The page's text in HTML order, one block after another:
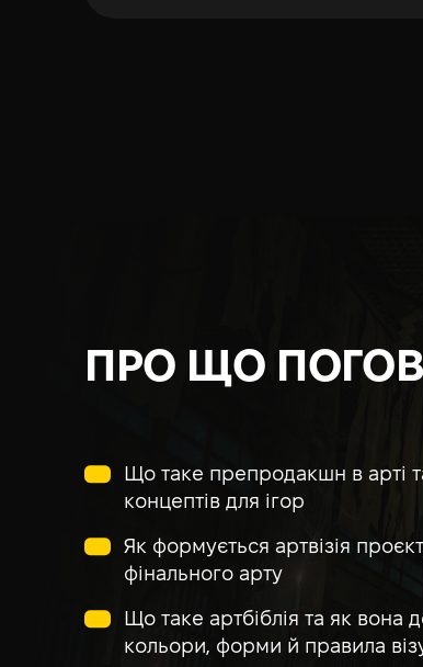
ПРО ЩО
Що таке препродакшн в арті
концептів для ігор
Як формується артвізія
фінального арту
Що таке артбіблія та як вона
кольори, форми й правила